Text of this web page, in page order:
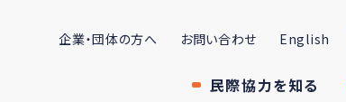
企業・団体の方へ お問い合わせ English
民際協力を知る